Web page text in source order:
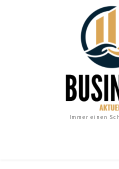
Immer einen